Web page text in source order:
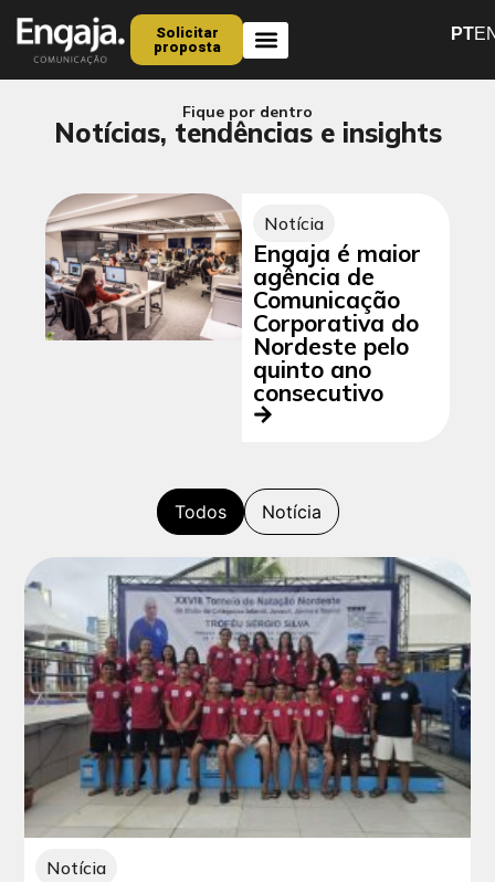
Solicitar
proposta
PT
Fique por dentro
Notícias, tendências e insights
Notícia
Engaja é maior
agência de
Comunicação
Corporativa do
Nordeste pelo
quinto ano
consecutivo
Todos Notícia
Notícia